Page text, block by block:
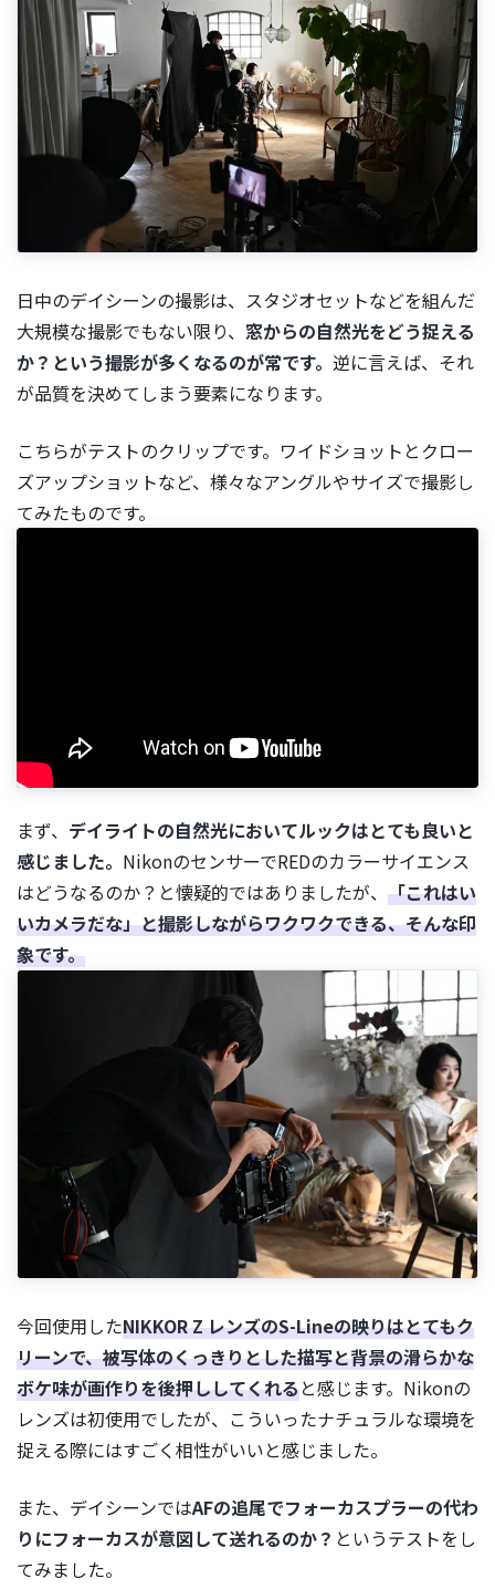
日中のデイシーンの撮影は、スタジオセットなどを組んだ
大規模な撮影でもない限り、 窓からの自然光をどう捉える
か？という撮影が多くなるのが常です。 逆に言えば、それ
が品質を決めてしまう要素になります。
こちらがテストのクリップです。ワイドショットとクロー
ズアップショットなど、様々なアングルやサイズで撮影し
てみたものです。
まず、 デイライトの自然光においてルックはとても良いと
感じました。 NikonのセンサーでREDのカラーサイエンス
はどうなるのか？と懐疑的ではありましたが、 「これはい
いカメラだな」と撮影しながらワクワクできる、そんな印
象です。
今回使用したNIKKOR Z レンズのS-Lineの映りはとてもク
リーンで、被写体のくっきりとした描写と背景の滑らかな
ボケ味が画作りを後押ししてくれると感じます。Nikonの
レンズは初使用でしたが、こういったナチュラルな環境を
捉える際にはすごく相性がいいと感じました。
また、デイシーンではAFの追尾でフォーカスプラーの代わ
りにフォーカスが意図して送れるのか？ というテストをし
てみました。